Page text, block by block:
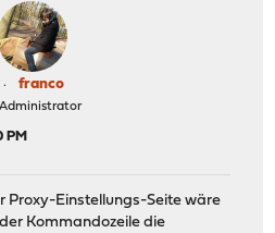
franco
Administrator
PM
Proxy-Einstellungs-Seite wäre
Kommandozeile die